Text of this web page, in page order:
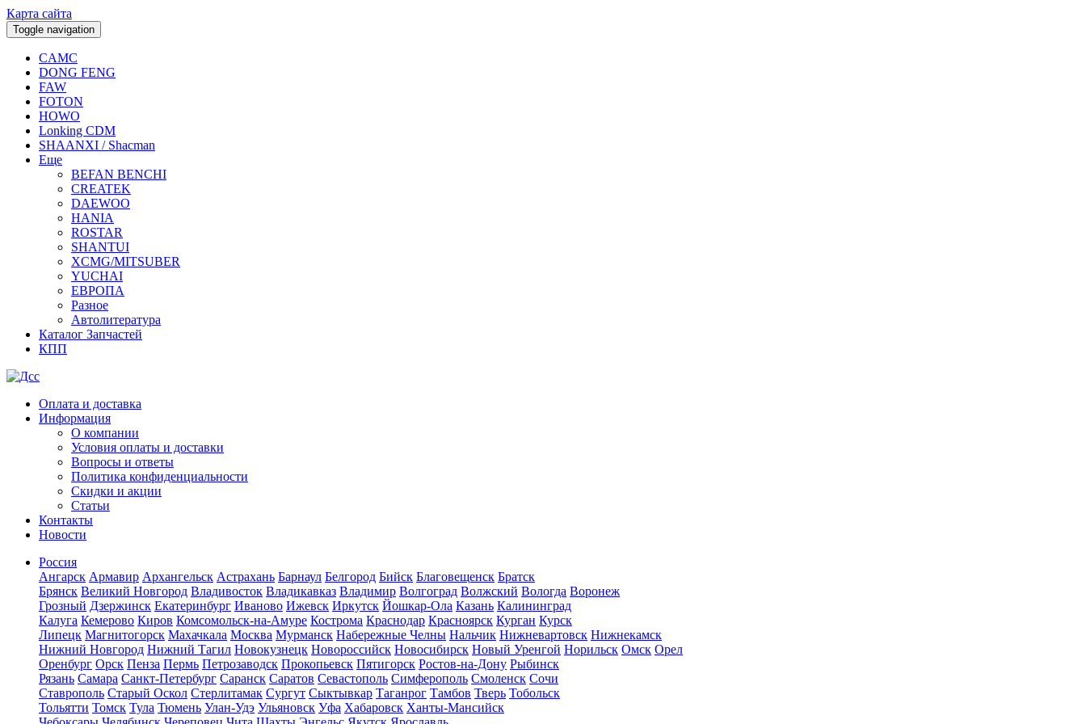
Карта сайта
Toggle navigation
CAMC
DONG FENG
FAW
FOTON
HOWO
Lonking CDM
SHAANXI / Shacman
Еще
BEFAN BENCHI
CREATEK
DAEWOO
HANIA
ROSTAR
SHANTUI
XCMG/MITSUBER
YUCHAI
ЕВРОПА
Разное
Aвтолитература
Каталог Запчастей
КПП
Оплата и доставка
Информация
О компании
Условия оплаты и доставки
Вопросы и ответы
Политика конфиденциальности
Скидки и акции
Статьи
Контакты
Новости
Россия
Ангарск Армавир Архангельск Астрахань Барнаул Белгород Бийск Благовещенск Братск
Брянск Великий Новгород Владивосток Владикавказ Владимир Волгоград Волжский Вологда Воронеж
Грозный Дзержинск Екатеринбург Иваново Ижевск Иркутск Йошкар-Ола Казань Калининград
Калуга Кемерово Киров Комсомольск-на-Амуре Кострома Краснодар Красноярск Курган Курск
Липецк Магнитогорск Махачкала Москва Мурманск Набережные Челны Нальчик Нижневартовск Нижнекамск
Нижний Новгород Нижний Тагил Новокузнецк Новороссийск Новосибирск Новый Уренгой Норильск Омск Орел
Оренбург Орск Пенза Пермь Петрозаводск Прокопьевск Пятигорск Ростов-на-Дону Рыбинск
Рязань Самара Санкт-Петербург Саранск Саратов Севастополь Симферополь Смоленск Сочи
Ставрополь Старый Оскол Стерлитамак Сургут Сыктывкар Таганрог Тамбов Тверь Тобольск
Тольятти Томск Тула Тюмень Улан-Удэ Ульяновск Уфа Хабаровск Ханты-Мансийск